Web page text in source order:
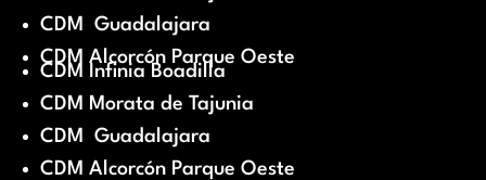
CDM Guadalajara
CDM Alcorcón Parque Oeste
CDM Infinia Boadilla
CDM Morata de Tajunia
CDM Guadalajara
CDM Alcorcón Parque Oeste